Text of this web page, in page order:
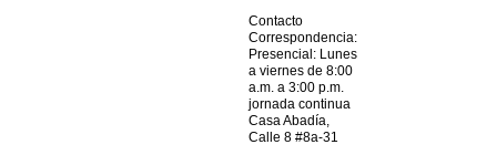
Contacto
Correspondencia:
Presencial: Lunes
a viernes de 8:00
a.m. a 3:00 p.m.
jornada continua
Casa Abadía,
Calle 8 #8a-31